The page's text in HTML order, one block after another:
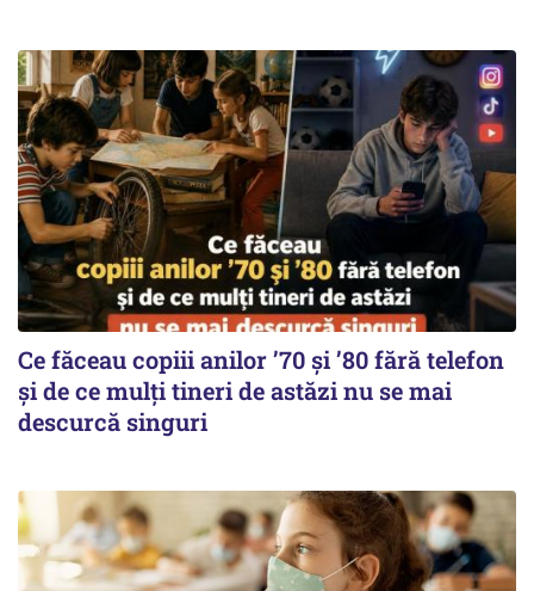
Ce făceau copiii anilor ’70 și ’80 fără telefon
și de ce mulți tineri de astăzi nu se mai
descurcă singuri